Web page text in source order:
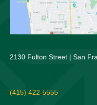
2130 Fulton Street | San
(415) 422-5555